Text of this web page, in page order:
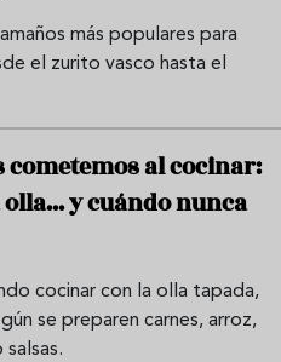
más populares para
el zurito vasco hasta el
cometemos al cocinar:
y cuándo nunca
cocinar con la olla tapada,
se preparen carnes, arroz,